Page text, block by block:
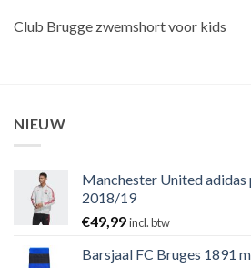
Club Brugge zwemshort voor kids
NIEUW
Manchester United
2018/19
€49,99incl. btw
Barsjaal FC Bruges 1891